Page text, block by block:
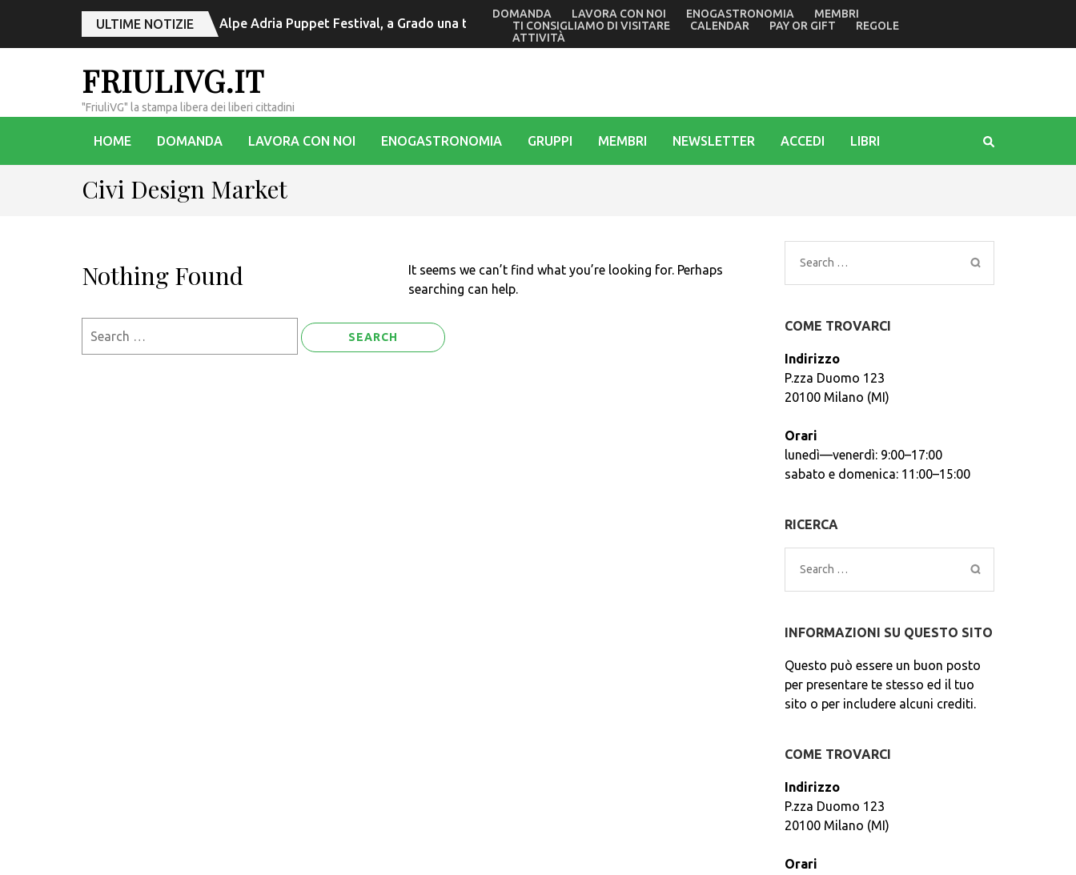
ULTIME NOTIZIE Alpe Adria Puppet Festival, a Grado una tradizione che si ripete da oltre trent’anni con la regìa del Cta. Piaggio: le Storie di Mare
DOMANDA LAVORA CON NOI ENOGASTRONOMIA
MEMBRI
TI CONSIGLIAMO DI VISITARE
CALENDAR PAY OR GIFT
REGOLE
ATTIVITÀ
FRIULIVG.IT
"FriuliVG" la stampa libera dei liberi cittadini
HOME DOMANDA LAVORA CON NOI ENOGASTRONOMIA GRUPPI MEMBRI NEWSLETTER ACCEDI LIBRI
Civi Design Market
Nothing Found
It seems we can’t find what you’re looking for. Perhaps
searching can help.
Search
for:
COME TROVARCI
Indirizzo
P.zza Duomo 123
20100 Milano (MI)
Orari
lunedì—venerdì: 9:00–17:00
sabato e domenica: 11:00–15:00
RICERCA
Search
for:
INFORMAZIONI SU QUESTO SITO
Questo può essere un buon posto
per presentare te stesso ed il tuo
sito o per includere alcuni crediti.
COME TROVARCI
Indirizzo
P.zza Duomo 123
20100 Milano (MI)
Orari